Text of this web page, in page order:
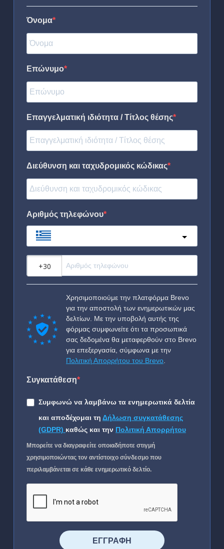
Όνομα
Επώνυμο
Επαγγελματική ιδιότητα / Τίτλος θέσης
Διεύθυνση και ταχυδρομικός κώδικας
Αριθμός τηλεφώνου
Χρησιμοποιούμε την πλατφόρμα Brevo
για την αποστολή των ενημερωτικών μας
δελτίων. Με την υποβολή αυτής της
φόρμας συμφωνείτε ότι τα προσωπικά
σας δεδομένα θα μεταφερθούν στο Brevo
για επεξεργασία, σύμφωνα με την
Πολιτική Απορρήτου του Brevo
Συγκατάθεση
Συμφωνώ να λαμβάνω τα ενημερωτικά δελτία
και αποδέχομαι τη Δήλωση συγκατάθεσης
(GDPR) καθώς και την Πολιτική Απορρήτου
Μπορείτε να διαγραφείτε οποιαδήποτε στιγμή
χρησιμοποιώντας τον αντίστοιχο σύνδεσμο που
περιλαμβάνεται σε κάθε ενημερωτικό δελτίο.
⠀⠀⠀⠀ΕΓΓΡΑΦΗ⠀⠀⠀⠀